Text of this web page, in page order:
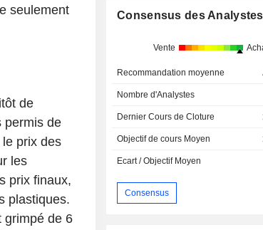
seulement
de
permis de
prix des
les
prix finaux,
plastiques.
grimpé de 6
Consensus des Analystes
Vente
Recommandation moyenne
Nombre d'Analystes
Dernier Cours de Cloture
Objectif de cours Moyen
Ecart / Objectif Moyen
Consensus